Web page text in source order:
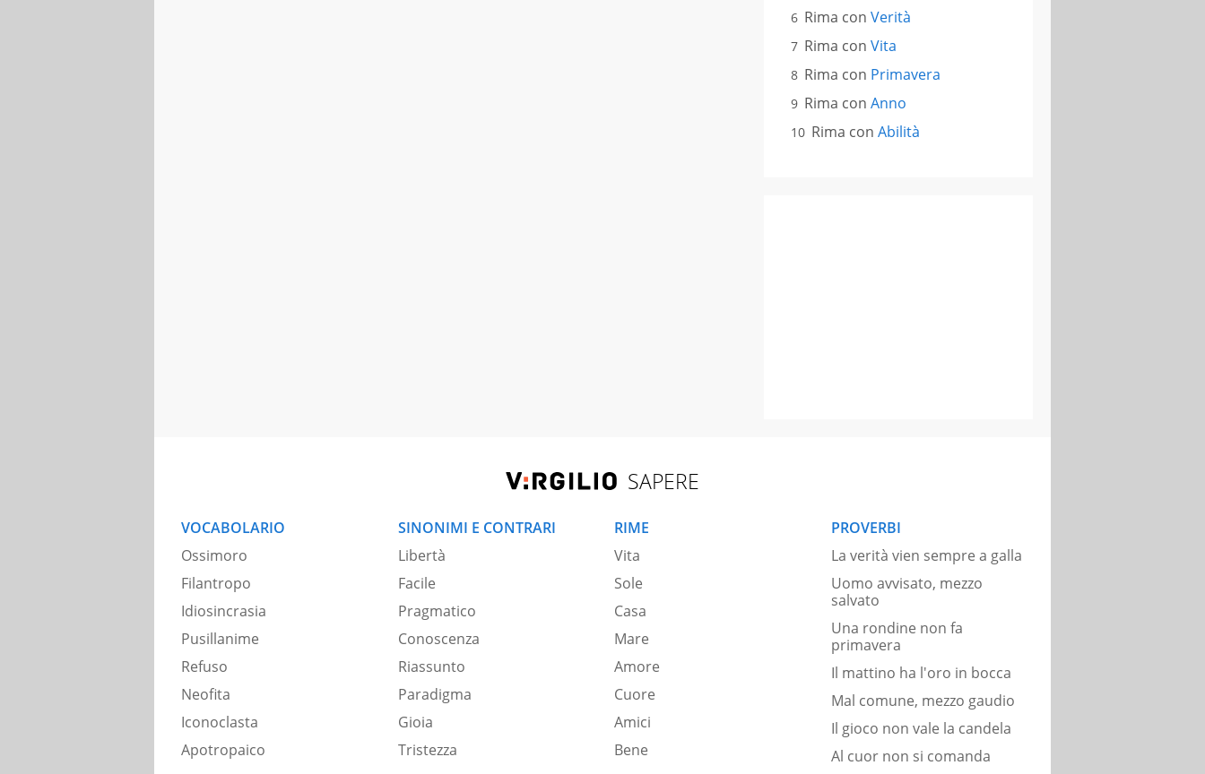
Rima con Verità
Rima con Vita
Rima con Primavera
Rima con Anno
Rima con Abilità
SAPERE
VOCABOLARIO
Ossimoro
Filantropo
Idiosincrasia
Pusillanime
Refuso
Neofita
Iconoclasta
Apotropaico
SINONIMI E CONTRARI
Libertà
Facile
Pragmatico
Conoscenza
Riassunto
Paradigma
Gioia
Tristezza
RIME
Vita
Sole
Casa
Mare
Amore
Cuore
Amici
Bene
PROVERBI
La verità vien sempre a galla
Uomo avvisato, mezzo
salvato
Una rondine non fa
primavera
Il mattino ha l'oro in bocca
Mal comune, mezzo gaudio
Il gioco non vale la candela
Al cuor non si comanda